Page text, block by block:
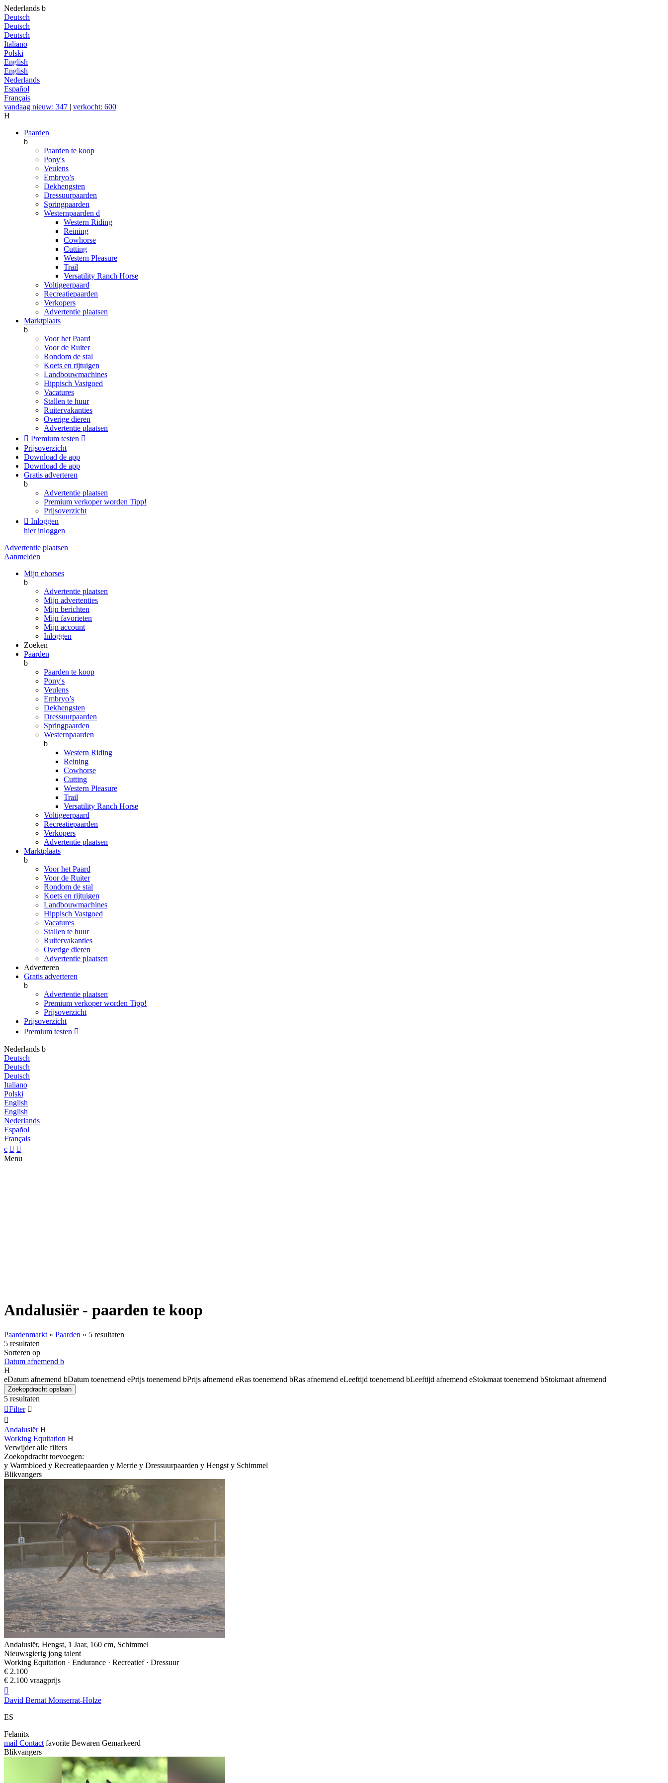
Nederlands b
Deutsch
Deutsch
Deutsch
Italiano
Polski
English
English
Nederlands
Español
Français
vandaag nieuw: 347 | verkocht: 600
H
Paarden
b
Paarden te koop
Pony's
Veulens
Embryo’s
Dekhengsten
Dressuurpaarden
Springpaarden
Westernpaarden d
Western Riding
Reining
Cowhorse
Cutting
Western Pleasure
Trail
Versatility Ranch Horse
Voltigeerpaard
Recreatiepaarden
Verkopers
Advertentie plaatsen
Marktplaats
b
Voor het Paard
Voor de Ruiter
Rondom de stal
Koets en rijtuigen
Landbouwmachines
Hippisch Vastgoed
Vacatures
Stallen te huur
Ruitervakanties
Overige dieren
Advertentie plaatsen
 Premium testen 
Prijsoverzicht
Download de app
Download de app
Gratis adverteren
b
Advertentie plaatsen
Premium verkoper worden Tipp!
Prijsoverzicht
 Inloggen
hier inloggen
Advertentie plaatsen
Aanmelden
Mijn ehorses
b
Advertentie plaatsen
Mijn advertenties
Mijn berichten
Mijn favorieten
Mijn account
Inloggen
Zoeken
Paarden
b
Paarden te koop
Pony's
Veulens
Embryo’s
Dekhengsten
Dressuurpaarden
Springpaarden
Westernpaarden
b
Western Riding
Reining
Cowhorse
Cutting
Western Pleasure
Trail
Versatility Ranch Horse
Voltigeerpaard
Recreatiepaarden
Verkopers
Advertentie plaatsen
Marktplaats
b
Voor het Paard
Voor de Ruiter
Rondom de stal
Koets en rijtuigen
Landbouwmachines
Hippisch Vastgoed
Vacatures
Stallen te huur
Ruitervakanties
Overige dieren
Advertentie plaatsen
Adverteren
Gratis adverteren
b
Advertentie plaatsen
Premium verkoper worden Tipp!
Prijsoverzicht
Prijsoverzicht
Premium testen 
Nederlands b
Deutsch
Deutsch
Deutsch
Italiano
Polski
English
English
Nederlands
Español
Français
c  
Menu
Andalusiër - paarden te koop
Paardenmarkt » Paarden » 5 resultaten
5 resultaten
Sorteren op
Datum afnemend b
H
eDatum afnemend bDatum toenemend ePrijs toenemend bPrijs afnemend eRas toenemend bRas afnemend eLeeftijd toenemend bLeeftijd afnemend eStokmaat toenemend bStokmaat afnemend
Zoekopdracht opslaan
5 resultaten
Filter 

Andalusiër H
Working Equitation H
Verwijder alle filters
Zoekopdracht toevoegen:
y Warmbloed y Recreatiepaarden y Merrie y Dressuurpaarden y Hengst y Schimmel
Blikvangers
Andalusiër, Hengst, 1 Jaar, 160 cm, Schimmel
Nieuwsgierig jong talent
Working Equitation · Endurance · Recreatief · Dressuur
€ 2.100
€ 2.100 vraagprijs

David Bernat Monserrat-Holze
ES
Felanitx
mail Contact favorite Bewaren Gemarkeerd
Blikvangers